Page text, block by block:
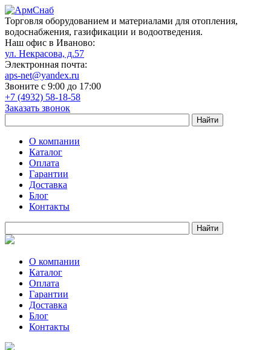
Торговля оборудованием и материалами для отопления,
водоснабжения, газификации и водоотведения.
Наш офис в Иваново:
ул. Некрасова, д.57
Электронная почта:
aps-net@yandex.ru
Звоните с 9:00 до 17:00
+7 (4932) 58-18-58
Заказать звонок
О компании
Каталог
Оплата
Гарантии
Доставка
Блог
Контакты
О компании
Каталог
Оплата
Гарантии
Доставка
Блог
Контакты